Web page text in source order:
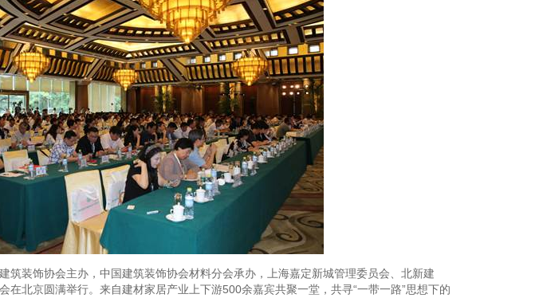
筑装饰协会主办，中国建筑装饰协会材料分会承办，上海嘉定新城管理委员会、北新建
在北京圆满举行。来自建材家居产业上下游500余嘉宾共聚一堂，共寻“一带一路”思想下的